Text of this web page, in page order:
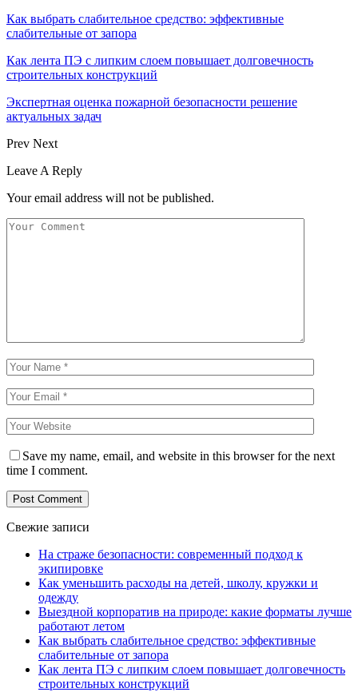
Как выбрать слабительное средство: эффективные
слабительные от запора
Как лента ПЭ с липким слоем повышает долговечность
строительных конструкций
Экспертная оценка пожарной безопасности решение
актуальных задач
Prev Next
Leave A Reply
Your email address will not be published.
Save my name, email, and website in this browser for the next
time I comment.
Свежие записи
На страже безопасности: современный подход к
экипировке
Как уменьшить расходы на детей, школу, кружки и
одежду
Выездной корпоратив на природе: какие форматы лучше
работают летом
Как выбрать слабительное средство: эффективные
слабительные от запора
Как лента ПЭ с липким слоем повышает долговечность
строительных конструкций